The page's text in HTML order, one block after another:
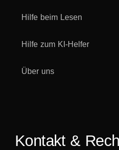
Hilfe beim Lesen
Hilfe zum KI-Helfer
Über uns
Kontakt &